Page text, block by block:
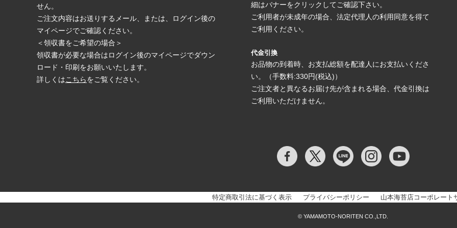
せん。
ご注文内容はお送りするメール、または、ログイン後の
マイページでご確認ください。
＜領収書をご希望の場合＞
領収書が必要な場合はログイン後のマイページでダウン
ロード・印刷をお願いいたします。
詳しくはこちらをご覧ください。
細はバナーをクリックしてご確認下さい。
ご利用者が未成年の場合、法定代理人の利用同意を得て
ご利用ください。
代金引換
お品物の到着時、お支払総額を配達人にお支払いくださ
い。（手数料:330円(税込)）
ご注文者と異なるお届け先が含まれる場合、代金引換は
ご利用いただけません。
特定商取引法に基づく表示 プライバシーポリシー 山本海苔店コーポレート
© YAMAMOTO-NORITEN CO.,LTD.